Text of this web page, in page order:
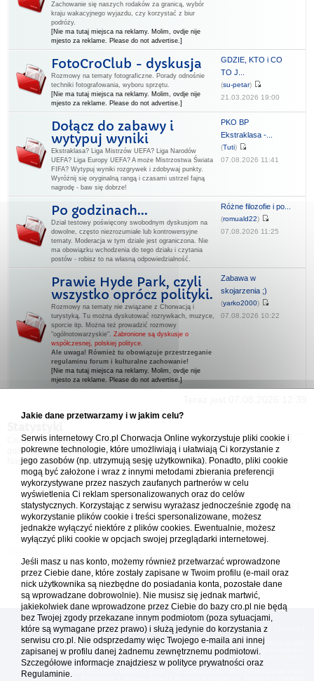
Zachowanie się naszych rodaków za granicą, wybór
kraju wakacyjnego wyjazdu, czy korzystać z biur
podróży.
[Nie ma tutaj miejsca na reklamy. Molim, ovdje nije
mjesto za reklame. Please do not advertise.]
FotoCroClub - dyskusja
Rozmowy na tematy fotograficzne. Porady odnośnie
techniki fotografowania, wyboru sprzętu.
[Nie ma tutaj miejsca na reklamy. Molim, ovdje nije
mjesto za reklame. Please do not advertise.]
GDZIE, KTO i CO
TO J...
(su-petar)
21.03.2026 19:00
Dołącz do zabawy i
wytypuj wyniki
Ekstraklasa? Liga Mistrzów UEFA? Liga Narodów
UEFA? Liga Europy UEFA? A może Mistrzostwa Świata
FIFA? Wytypuj wyniki rozgrywek i zdobywaj punkty.
Wyróżnij się oryginalną rangą i czasami ustrzel fajną
nagrodę - baw się dobrze!
PKO BP
Ekstraklasa -...
(Tuti)
07.08.2026 11:41
Po godzinach...
Dział testowy poświęcony swobodnym dyskusjom na
dowolne, często niezrozumiałe lub kontrowersyjne
tematy. Moderacja w tym dziale jest ograniczona. Nie
ma obowiązku wchodzenia do tego działu i czytania
postów - robisz to na własną odpowiedzialność.
Różne filozofie i po...
(romuald22)
07.08.2026 11:25
Prawie Hyde Park, czyli
wszystko oprócz polityki.
Rozmowy na tematy nie związane z Chorwacją i
turystyką. Tu można dyskutować rozrywkach, muzyce,
sporcie itp. Można też prowadzić rozmowy
"ogólnotowarzyskie". Zabronione są dyskusje o
współczesnej, polskiej polityce.
Ale uwaga! Również tu obowiązuje przestrzeganie
regulaminu forum i kulturalne zachowanie!
[Nie ma tutaj miejsca na reklamy. Molim, ovdje nije
mjesto za reklame. Please do not advertise.]
Zabawa w
skojarzenia ;)
(yarko2000)
07.08.2026 10:22
Cro.pl przegląda219użytkowników :: 6 zidentyfikowanych, 0 ukrytych i 213
gości (dane z ostatnich 3 minut)
Najwięcej użytkowników online ( 5542) było 21.04.2026 01:12
Forum Chorwacja Online - Cro.pl
Usuń ciasteczka• Strefa czasowa: UTC + 1 (Polska - czas zimowy) [ DST
[reklama ] [
Platforma cro.pl© Chorwacja online™ wykorzystuje cookies do prawidłowego działania, te pliki
gromadzą na Twoim komputerze dane ułatwiające korzystanie z serwisu; więcej informacji w
Redakcja platformy cro.pl© Chorwacja online™ nie odpowiada za treści zamieszczone przez
użytkowników. Korzystanie z serwisu oznacza akceptację regulaminu. Serwis ma charakter
Jakie dane przetwarzamy i w jakim celu?
Serwis internetowy Cro.pl Chorwacja Online wykorzystuje pliki cookie i
pokrewne technologie, które umożliwiają i ułatwiają Ci korzystanie z
jego zasobów (np. utrzymują sesję użytkownika). Ponadto, pliki cookie
mogą być założone i wraz z innymi metodami zbierania preferencji
wykorzystywane przez naszych zaufanych partnerów w celu
wyświetlenia Ci reklam spersonalizowanych oraz do celów
statystycznych. Korzystając z serwisu wyrażasz jednocześnie zgodę na
wykorzystanie plików cookie i treści spersonalizowane, możesz
jednakże wyłączyć niektóre z plików cookies. Ewentualnie, możesz
wyłączyć pliki cookie w opcjach swojej przeglądarki internetowej.
Jeśli masz u nas konto, możemy również przetwarzać wprowadzone
przez Ciebie dane, które zostały zapisane w Twoim profilu (e-mail oraz
nick użytkownika są niezbędne do posiadania konta, pozostałe dane
są wprowadzane dobrowolnie). Nie musisz się jednak martwić,
jakiekolwiek dane wprowadzone przez Ciebie do bazy cro.pl nie będą
bez Twojej zgody przekazane innym podmiotom (poza sytuacjami,
które są wymagane przez prawo) i służą jedynie do korzystania z
serwisu cro.pl. Nie odsprzedamy więc Twojego e-maila ani innej
zapisanej w profilu danej żadnemu zewnętrznemu podmiotowi.
Szczegółowe informacje znajdziesz w polityce prywatności oraz
Regulaminie.